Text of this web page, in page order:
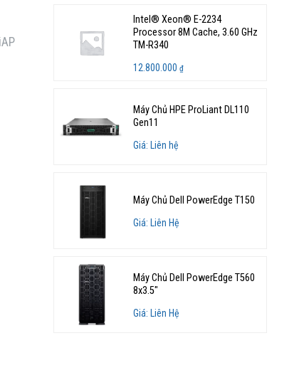
Intel® Xeon® E-2234
Processor 8M Cache, 3.60 GHz
TM-R340
12.800.000 ₫
Máy Chủ HPE ProLiant DL110
Gen11
Giá: Liên hệ
Máy Chủ Dell PowerEdge T150
Giá: Liên Hệ
Máy Chủ Dell PowerEdge T560
8x3.5"
Giá: Liên Hệ